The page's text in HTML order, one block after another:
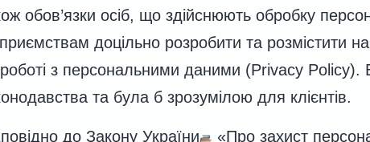
обов’язки осіб, що здійснюють обробку
доцільно розробити та розмістити на
з персональними даними (Privacy Policy).
та була б зрозумілою для клієнтів.
до Закону України
«Про захист